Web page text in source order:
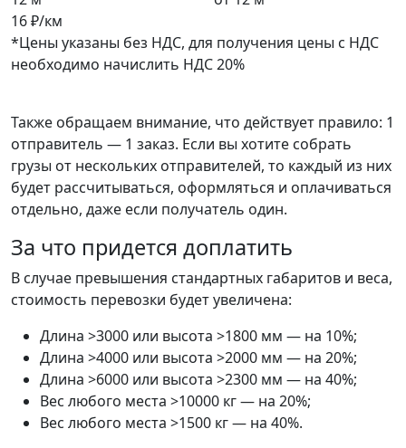
16 ₽/км
*Цены указаны без НДС, для получения цены с НДС
необходимо начислить НДС 20%
Также обращаем внимание, что действует правило: 1
отправитель — 1 заказ. Если вы хотите собрать
грузы от нескольких отправителей, то каждый из них
будет рассчитываться, оформляться и оплачиваться
отдельно, даже если получатель один.
За что придется доплатить
В случае превышения стандартных габаритов и веса,
стоимость перевозки будет увеличена:
Длина >3000 или высота >1800 мм — на 10%;
Длина >4000 или высота >2000 мм — на 20%;
Длина >6000 или высота >2300 мм — на 40%;
Вес любого места >10000 кг — на 20%;
Вес любого места >1500 кг — на 40%.